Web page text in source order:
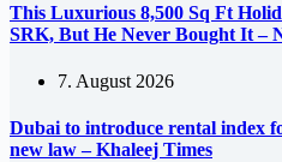
This Luxurious 8,500 Sq Ft
SRK, But He Never Bought It –
7. August 2026
Dubai to introduce rental index
new law – Khaleej Times